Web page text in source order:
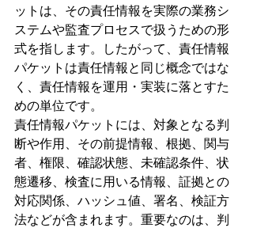
ットは、その責任情報を実際の業務シ
ステムや監査プロセスで扱うための形
式を指します。したがって、責任情報
パケットは責任情報と同じ概念ではな
く、責任情報を運用・実装に落とすた
めの単位です。
責任情報パケットには、対象となる判
断や作用、その前提情報、根拠、関与
者、権限、確認状態、未確認条件、状
態遷移、検査に用いる情報、証拠との
対応関係、ハッシュ値、署名、検証方
法などが含まれます。重要なのは、判